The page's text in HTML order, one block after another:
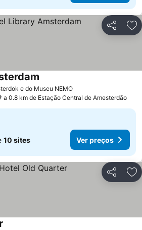
Partilhar
e do Museu NEMO
a 0.8 km de Estação Central de Amesterdão
10 sites Ver preços
Partilhar